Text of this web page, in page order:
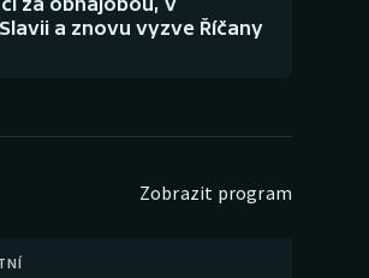
a znovu vyzve Říčany
Zobrazit program